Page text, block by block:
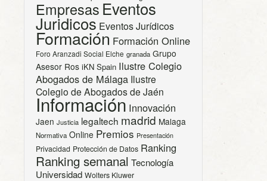
Empresas Eventos
Juridicos Eventos Jurídicos
Formación Formación Online
Foro Aranzadi Social Elche granada Grupo
Asesor Ros iKN Spain Ilustre Colegio
Abogados de Málaga Ilustre
Colegio de Abogados de Jaén
Información Innovación
Jaen Justicia legaltech madrid Malaga
Normativa Online Premios Presentación
Privacidad Protección de Datos Ranking
Ranking semanal Tecnología
Universidad Wolters Kluwer